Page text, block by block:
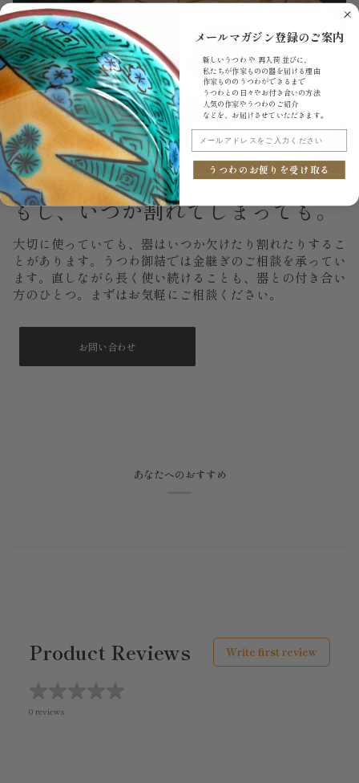
もし、いつか割れてしまっても。
大切に使っていても、器はいつか欠けたり割れたりするこ
とがあります。うつわ御結では金継ぎのご相談を承ってい
ます。直しながら長く使い続けることも、器との付き合い
方のひとつ。まずはお気軽にご相談ください。
お問い合わせ
あなたへのおすすめ
Product Reviews Write first review
★★★★★
★★★★★
0 reviews
メールマガジン登録のご案内
新しいうつわ や 再入荷 並びに、
私たちが作家ものの器を届ける理由
作家もののうつわができるまで
うつわとの日々やお付き合いの方法
人気の作家やうつわのご紹介
などを、お届けさせていただきます。
うつわのお便りを受け取る